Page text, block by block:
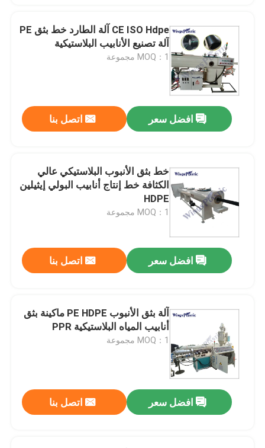
معلومات عنا
جولة في المعمل
CE ISO Hdpe آلة الطارد خط بثق PE
آلة تصنيع الأنابيب البلاستيكية
MOQ：1 مجموعة
افضل سعر اتصل بنا
خط بثق الأنبوب البلاستيكي عالي
الكثافة خط إنتاج أنابيب البولي إيثيلين
HDPE
MOQ：1 مجموعة
افضل سعر اتصل بنا
آلة بثق الأنبوب PE HDPE ماكينة بثق
أنابيب المياه البلاستيكية PPR
MOQ：1 مجموعة
افضل سعر اتصل بنا